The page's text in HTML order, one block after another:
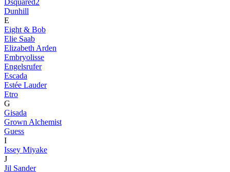
Dsquared2
Dunhill
E
Eight & Bob
Elie Saab
Elizabeth Arden
Embryolisse
Engelsrufer
Escada
Estée Lauder
Etro
G
Gisada
Grown Alchemist
Guess
I
Issey Miyake
J
Jil Sander